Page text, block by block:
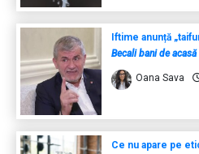
Iftime anunță
Becali bani de acasă
Oana Sava
Ce nu apare pe